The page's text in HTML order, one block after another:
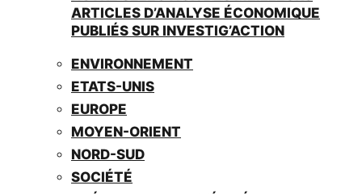
ARTICLES D’ANALYSE ÉCONOMIQUE
PUBLIÉS SUR INVESTIG’ACTION
ENVIRONNEMENT
ETATS-UNIS
EUROPE
MOYEN-ORIENT
NORD-SUD
SOCIÉTÉ